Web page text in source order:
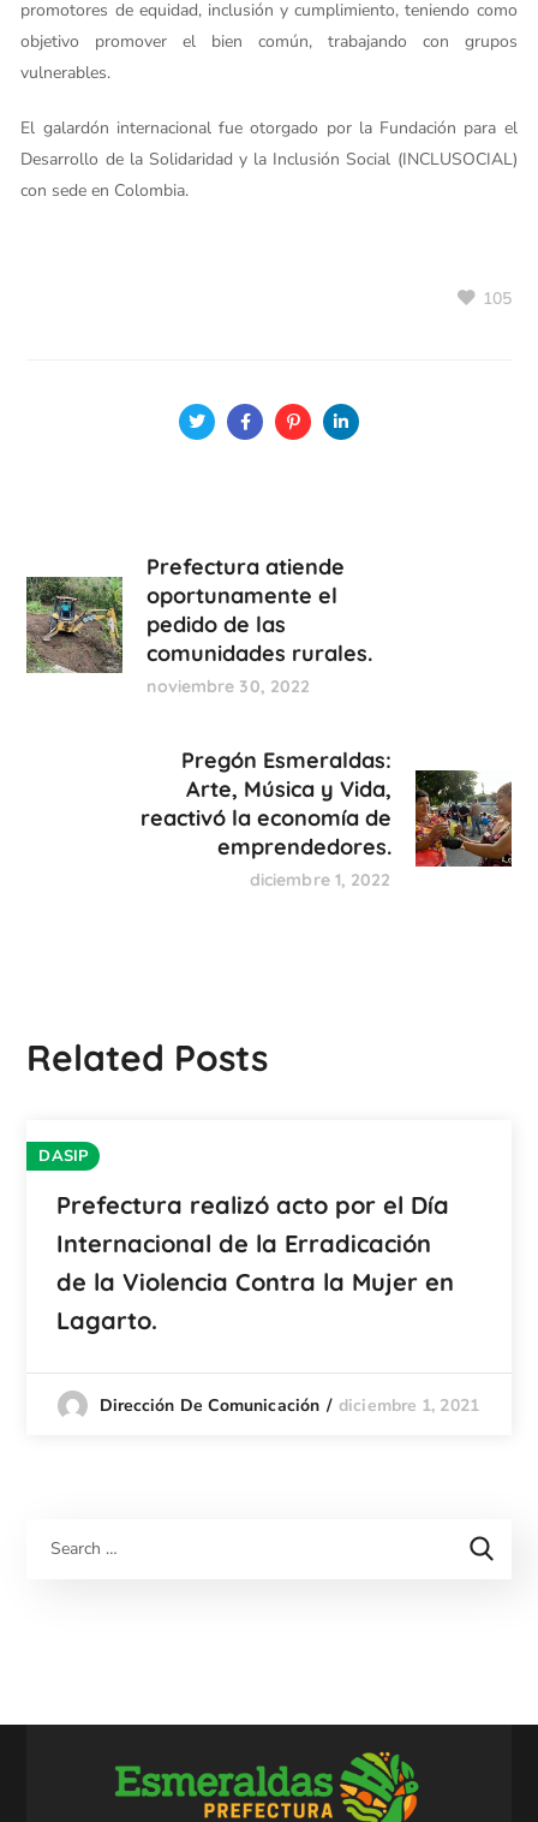
promotores de equidad, inclusión y cumplimiento, teniendo como
objetivo promover el bien común, trabajando con grupos
vulnerables.
El galardón internacional fue otorgado por la Fundación para el
Desarrollo de la Solidaridad y la Inclusión Social (INCLUSOCIAL)
con sede en Colombia.
105
Prefectura atiende
oportunamente el
pedido de las
comunidades rurales.
noviembre 30, 2022
Pregón Esmeraldas:
Arte, Música y Vida,
reactivó la economía de
emprendedores.
diciembre 1, 2022
Related Posts
DASIP
Prefectura realizó acto por el Día
Internacional de la Erradicación
de la Violencia Contra la Mujer en
Lagarto.
Dirección De Comunicación diciembre 1, 2021